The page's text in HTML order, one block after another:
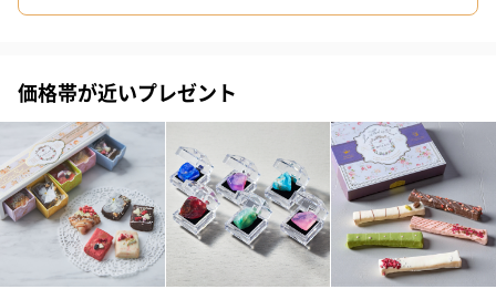
プリザーブドフラワー
ブーケ（ピンク）
（2,580円）
ブーケ（ブルー）
（2,580円）
紅茶・コーヒー・スイーツ
紅茶・コーヒー・スイーツを同梱してお届けいたします。ギフト
への＋αにおすすめです。
価格帯が近いプレゼント